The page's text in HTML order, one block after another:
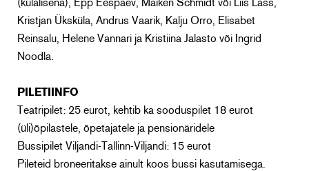
(külalisena), Epp Eespäev, Maiken Schmidt või Liis Lass,
Kristjan Üksküla, Andrus Vaarik, Kalju Orro, Elisabet
Reinsalu, Helene Vannari ja Kristiina Jalasto või Ingrid
Noodla.
PILETIINFO
Teatripilet: 25 eurot, kehtib ka sooduspilet 18 eurot
(üli)õpilastele, õpetajatele ja pensionäridele
Bussipilet Viljandi-Tallinn-Viljandi: 15 eurot
Pileteid broneeritakse ainult koos bussi kasutamisega.